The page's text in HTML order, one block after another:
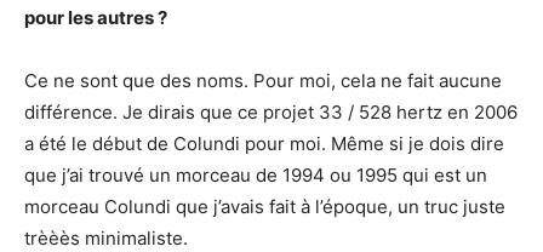
pour les autres ?
Ce ne sont que des noms. Pour moi, cela ne fait aucune
différence. Je dirais que ce projet 33 / 528 hertz en 2006
a été le début de Colundi pour moi. Même si je dois dire
que j’ai trouvé un morceau de 1994 ou 1995 qui est un
morceau Colundi que j’avais fait à l’époque, un truc juste
trèèès minimaliste.